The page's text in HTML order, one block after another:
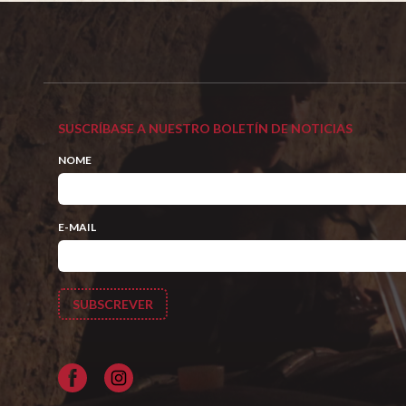
SUSCRÍBASE A NUESTRO BOLETÍN DE NOTICIAS
NOME
E-MAIL
Facebook